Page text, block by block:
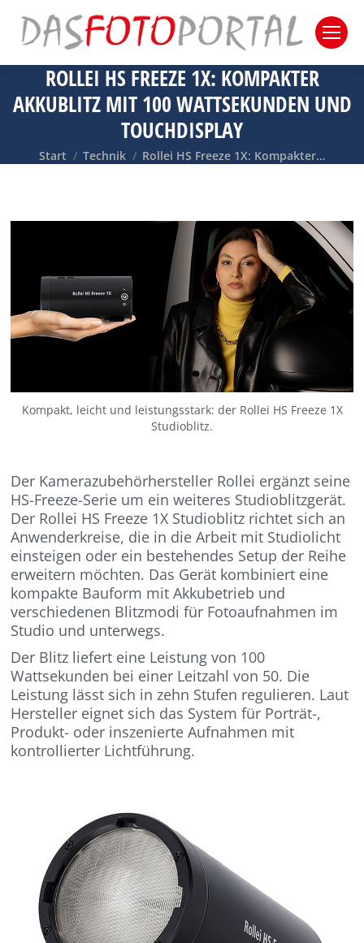
ROLLEI HS FREEZE 1X: KOMPAKTER
AKKUBLITZ MIT 100 WATTSEKUNDEN UND
TOUCHDISPLAY
Sie befinden sich hier:
Start Technik Rollei HS Freeze 1X: Kompakter…
Kompakt, leicht und leistungsstark: der Rollei HS Freeze 1X
Studioblitz.
Der Kamerazubehörhersteller Rollei ergänzt seine
HS-Freeze-Serie um ein weiteres Studioblitzgerät.
Der Rollei HS Freeze 1X Studioblitz richtet sich an
Anwenderkreise, die in die Arbeit mit Studiolicht
einsteigen oder ein bestehendes Setup der Reihe
erweitern möchten. Das Gerät kombiniert eine
kompakte Bauform mit Akkubetrieb und
verschiedenen Blitzmodi für Fotoaufnahmen im
Studio und unterwegs.
Der Blitz liefert eine Leistung von 100
Wattsekunden bei einer Leitzahl von 50. Die
Leistung lässt sich in zehn Stufen regulieren. Laut
Hersteller eignet sich das System für Porträt-,
Produkt- oder inszenierte Aufnahmen mit
kontrollierter Lichtführung.